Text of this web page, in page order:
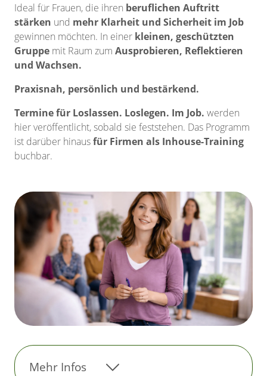
Ideal für Frauen, die ihren beruflichen Auftritt
stärken und mehr Klarheit und Sicherheit im Job
gewinnen möchten. In einer kleinen, geschützten
Gruppe mit Raum zum Ausprobieren, Reflektieren
und Wachsen.
Praxisnah, persönlich und bestärkend.
Termine für Loslassen. Loslegen. Im Job. werden
hier veröffentlicht, sobald sie feststehen. Das Programm
ist darüber hinausfür Firmen als Inhouse-Training
buchbar.
Mehr Infos